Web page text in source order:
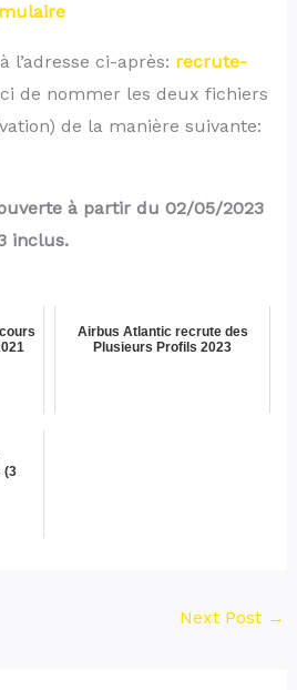
l’adresse ci-après: recrute-
de nommer les deux fichiers
de la manière suivante:
ouverte à partir du 02/05/2023
inclus.
Airbus Atlantic recrute des
Plusieurs Profils 2023
(3
Next Post →